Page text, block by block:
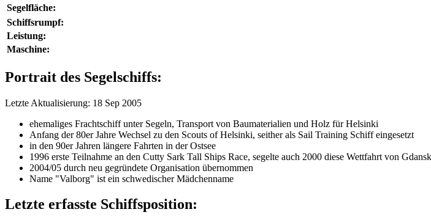
Segelfläche:
Schiffsrumpf:
Leistung:
Maschine:
Portrait des Segelschiffs:
Letzte Aktualisierung: 18 Sep 2005
ehemaliges Frachtschiff unter Segeln, Transport von Baumaterialien und Holz für Helsinki
Anfang der 80er Jahre Wechsel zu den Scouts of Helsinki, seither als Sail Training Schiff eingesetzt
in den 90er Jahren längere Fahrten in der Ostsee
1996 erste Teilnahme an den Cutty Sark Tall Ships Race, segelte auch 2000 diese Wettfahrt von
2004/05 durch neu gegründete Organisation übernommen
Name "Valborg" ist ein schwedischer Mädchenname
Letzte erfasste Schiffsposition: